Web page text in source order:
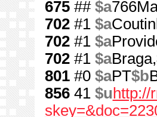
675## $a
702#1 $a
702#1 $a
702#1 $aBraga,
801#0 $aPT$b
85641 $u http://